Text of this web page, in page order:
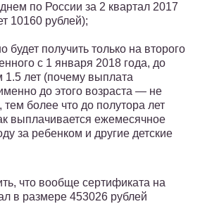
по России за 2 квартал 2017
10160 рублей);
получить только на второго
с 1 января 2018 года, до
1.5 лет (почему выплата
до этого возраста — не
тем более что до полутора лет
выплачивается ежемесячное
за ребенком и другие детские
что вообще сертификата на
в размере 453026 рублей